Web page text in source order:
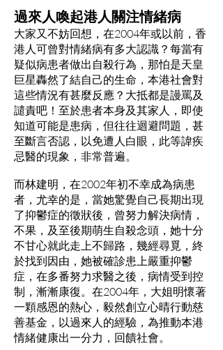
過來人喚起港人關注情緒病
大家又不妨回想，在2004年或以前，香
港人可曾對情緒病有多大認識？每當有
疑似病患者做出自殺行為，那怕是天皇
巨星轟然了結自己的生命，本港社會對
這些情況有甚麼反應？大抵都是謾罵及
譴責吧！至於患者本身及其家人，即使
知道可能是患病，但往往迴避問題，甚
至斷言否認，以免遭人白眼，此等諱疾
忌醫的現象，非常普遍。
而林建明，在2002年初不幸成為病患
者，尤幸的是，當她驚覺自己長期出現
了抑鬱症的徵狀後，曾努力解決病情，
不果，及至後期萌生自殺念頭，她十分
不甘心就此走上不歸路，幾經尋覓，終
於找到因由，她被確診患上嚴重抑鬱
症，在多番努力求醫之後，病情受到控
制，漸漸康復。在2004年，大姐明懷著
一顆感恩的熱心，毅然創立心晴行動慈
善基金，以過來人的經驗，為推動本港
情緒健康出一分力，回饋社會。